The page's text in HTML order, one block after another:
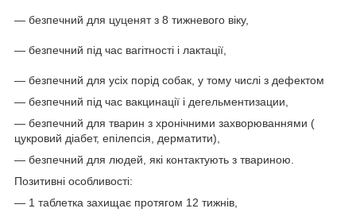
― безпечний для цуценят з 8 тижневого віку,
― безпечний під час вагітності і лактації,
― безпечний для усіх порід собак, у тому числі з дефектом
― безпечний під час вакцинації і дегельментизации,
― безпечний для тварин з хронічними захворюваннями (
цукровий діабет, епілепсія, дерматити),
― безпечний для людей, які контактують з твариною.
Позитивні особливості:
― 1 таблетка захищає протягом 12 тижнів,